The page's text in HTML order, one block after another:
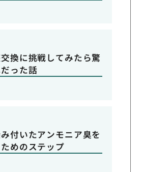
換に挑戦してみたら驚
った話
付いたアンモニア臭を
めのステップ